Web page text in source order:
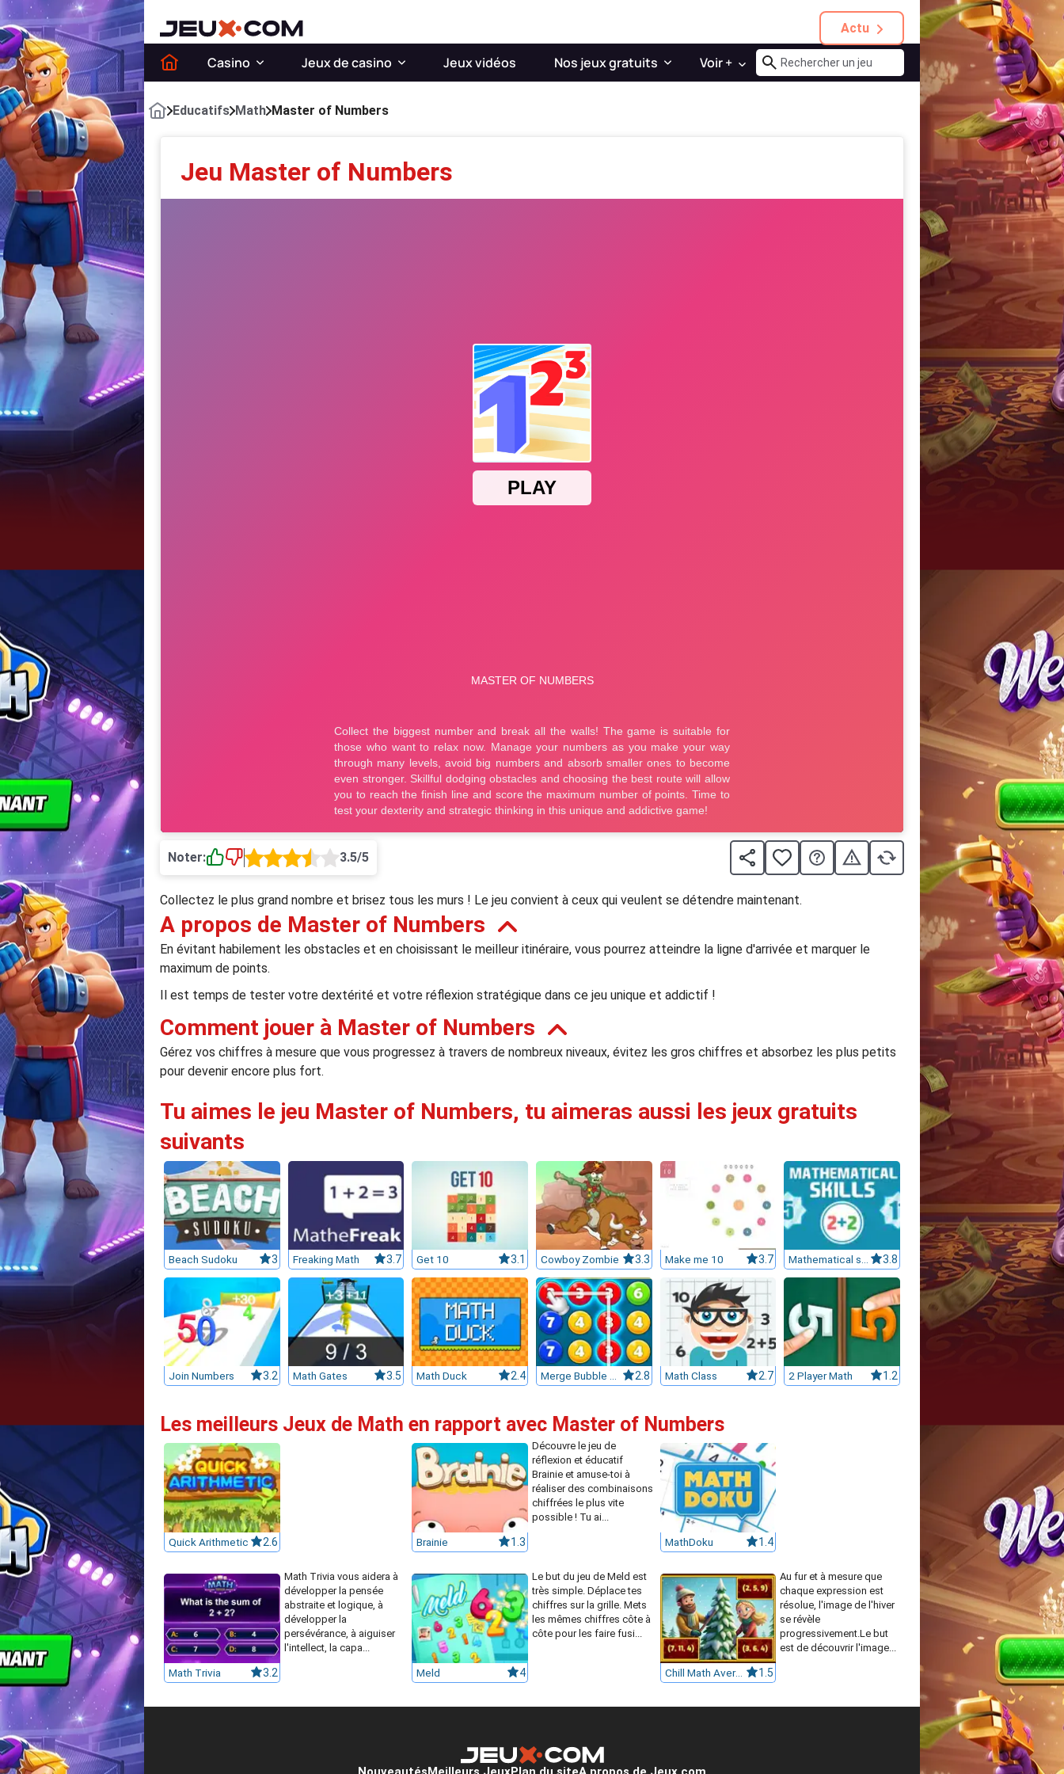
Actu
Casino Jeux de casino Jeux vidéos Nos jeux gratuits Voir +
Educatifs Math Master of Numbers
Jeu Master of Numbers
Noter: 3.5/5
Collectez le plus grand nombre et brisez tous les murs ! Le jeu convient à ceux qui veulent se détendre maintenant.
A propos de Master of Numbers
En évitant habilement les obstacles et en choisissant le meilleur itinéraire, vous pourrez atteindre la ligne d'arrivée et marquer le
maximum de points.
Il est temps de tester votre dextérité et votre réflexion stratégique dans ce jeu unique et addictif !
Comment jouer à Master of Numbers
Gérez vos chiffres à mesure que vous progressez à travers de nombreux niveaux, évitez les gros chiffres et absorbez les plus petits
pour devenir encore plus fort.
Tu aimes le jeu Master of Numbers, tu aimeras aussi les jeux gratuits
suivants
Beach Sudoku 3 Freaking Math 3.7 Get 10 3.1 Cowboy Zombie 3.3 Make me 10 3.7 Mathematical skills 3.8
Join Numbers 3.2 Math Gates 3.5 Math Duck 2.4 Merge Bubble Number 2.8 Math Class 2.7 2 Player Math 1.2
Les meilleurs Jeux de Math en rapport avec Master of Numbers
Quick Arithmetic 2.6 Brainie 1.3
Découvre le jeu de
réflexion et éducatif
Brainie et amuse-toi à
réaliser des combinaisons
chiffrées le plus vite
possible ! Tu ai...
MathDoku 1.4
Math Trivia 3.2
Math Trivia vous aidera à
développer la pensée
abstraite et logique, à
développer la
persévérance, à aiguiser
l'intellect, la capa...
Meld 4
Le but du jeu de Meld est
très simple. Déplace tes
chiffres sur la grille. Mets
les mêmes chiffres côte à
côte pour les faire fusi...
Chill Math Averaging 1.5
Au fur et à mesure que
chaque expression est
résolue, l'image de l'hiver
se révèle
progressivement.Le but
est de découvrir l'image...